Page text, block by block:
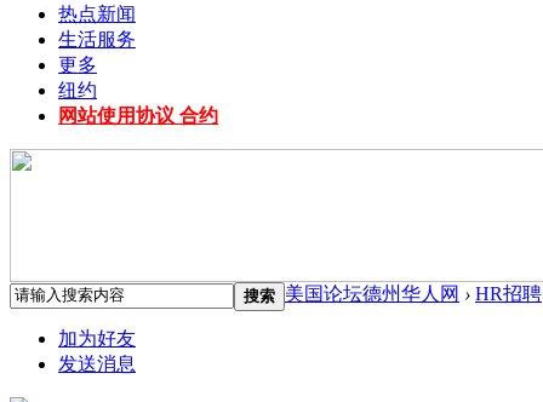
热点新闻
生活服务
更多
纽约
网站使用协议 合约
搜索 美国论坛德州华人网 › HR招聘
加为好友
发送消息